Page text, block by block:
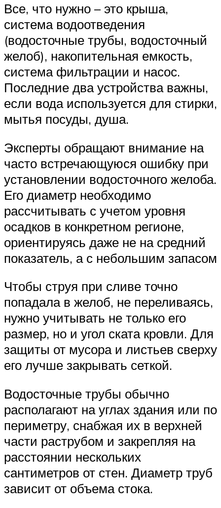
Все, что нужно – это крыша,
система водоотведения
(водосточные трубы, водосточный
желоб), накопительная емкость,
система фильтрации и насос.
Последние два устройства важны,
если вода используется для стирки,
мытья посуды, душа.
Эксперты обращают внимание на
часто встречающуюся ошибку при
установлении водосточного желоба.
Его диаметр необходимо
рассчитывать с учетом уровня
осадков в конкретном регионе,
ориентируясь даже не на средний
показатель, а с небольшим запасом
Чтобы струя при сливе точно
попадала в желоб, не переливаясь,
нужно учитывать не только его
размер, но и угол ската кровли. Для
защиты от мусора и листьев сверху
его лучше закрывать сеткой.
Водосточные трубы обычно
располагают на углах здания или по
периметру, снабжая их в верхней
части раструбом и закрепляя на
расстоянии нескольких
сантиметров от стен. Диаметр труб
зависит от объема стока.